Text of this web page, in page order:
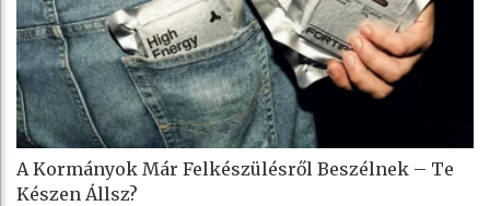
A Kormányok Már Felkészülésről Beszélnek – Te
Készen Állsz?